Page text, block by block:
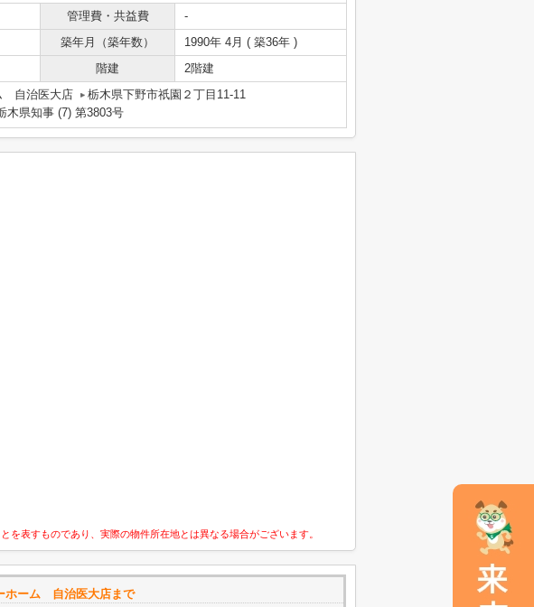
管理費・共益費
-
築年月（築年数）
1990年 4月 ( 築36年 )
階建 2階建
自治医大店
栃木県下野市祇園２丁目11-11
木県知事 (7) 第3803号
表すものであり、実際の物件所在地とは異なる場合がございます。
ホーム 自治医大店まで